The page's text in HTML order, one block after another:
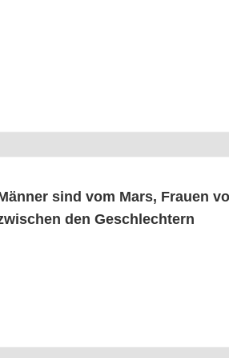
sind vom Mars, Frau­en
den Geschlechtern